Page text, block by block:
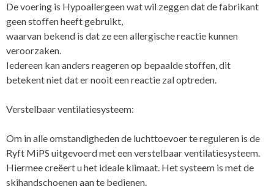
De voering is Hypoallergeen wat wil zeggen dat de fabrikant
geen stoffen heeft gebruikt,
waarvan bekend is dat ze een allergische reactie kunnen
veroorzaken.
Iedereen kan anders reageren op bepaalde stoffen, dit
betekent niet dat er nooit een reactie zal optreden.
Verstelbaar ventilatiesysteem:
Om in alle omstandigheden de luchttoevoer te reguleren is de
Ryft MiPS uitgevoerd met een verstelbaar ventilatiesysteem.
Hiermee creëert u het ideale klimaat. Het systeem is met de
skihandschoenen aan te bedienen.